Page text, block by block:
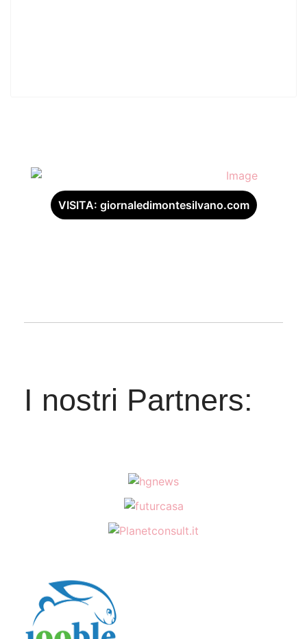
31
LUG
Il più discusso tra i titoli presenti
sul nostro gruppo FB è, senza
30
la mente?
diretto da Flavio
Sciolè
L'opera, girata nel 2002, ha
Kavinsky, DJ
VISITA: giornaledimontesilvano.com
I nostri Partners: